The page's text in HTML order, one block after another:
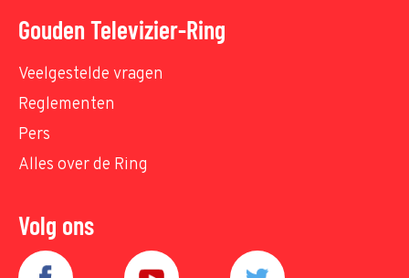
Gouden Televizier-Ring
Veelgestelde vragen
Reglementen
Pers
Alles over de Ring
Volg ons